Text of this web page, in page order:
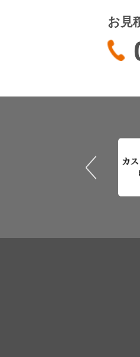
お見